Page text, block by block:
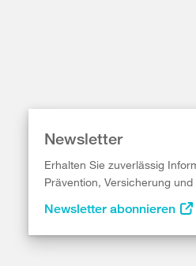
Newsletter
Erhalten Sie zuverlässig
Prävention, Versicherung
Newsletter abonnieren